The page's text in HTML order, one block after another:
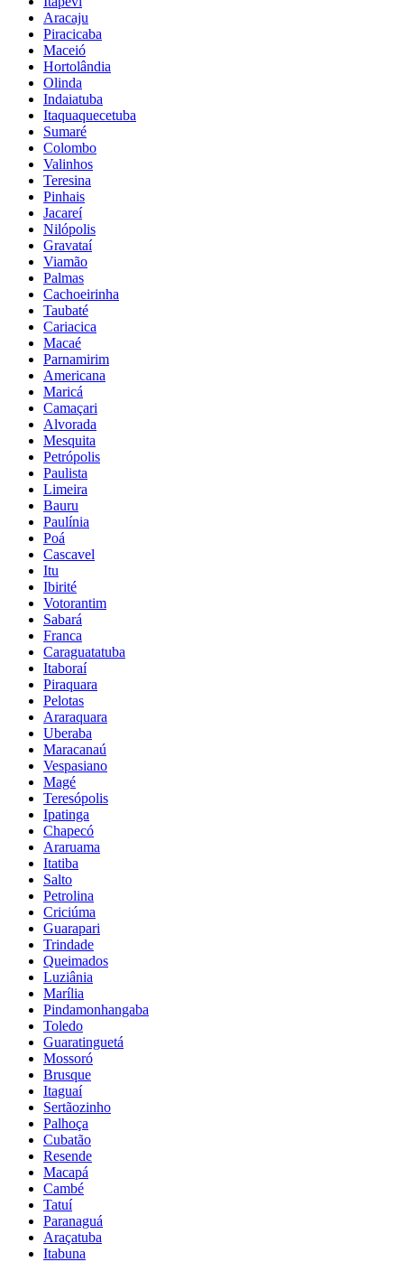
Aracaju
Piracicaba
Maceió
Hortolândia
Olinda
Indaiatuba
Itaquaquecetuba
Sumaré
Colombo
Valinhos
Teresina
Pinhais
Jacareí
Nilópolis
Gravataí
Viamão
Palmas
Cachoeirinha
Taubaté
Cariacica
Macaé
Parnamirim
Americana
Maricá
Camaçari
Alvorada
Mesquita
Petrópolis
Paulista
Limeira
Bauru
Paulínia
Poá
Cascavel
Itu
Ibirité
Votorantim
Sabará
Franca
Caraguatatuba
Itaboraí
Piraquara
Pelotas
Araraquara
Uberaba
Maracanaú
Vespasiano
Magé
Teresópolis
Ipatinga
Chapecó
Araruama
Itatiba
Salto
Petrolina
Criciúma
Guarapari
Trindade
Queimados
Luziânia
Marília
Pindamonhangaba
Toledo
Guaratinguetá
Mossoró
Brusque
Itaguaí
Sertãozinho
Palhoça
Cubatão
Resende
Macapá
Cambé
Tatuí
Paranaguá
Araçatuba
Itabuna